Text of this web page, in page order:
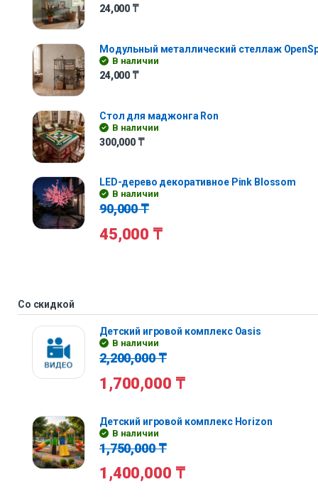
24,000 ₸
Модульный металлический стеллаж
В наличии
24,000 ₸
Стол для маджонга Ron
В наличии
300,000 ₸
LED-дерево декоративное Pink Blossom
В наличии
90,000₸
45,000 ₸
Со скидкой
Детский игровой комплекс Oasis
В наличии
2,200,000₸
1,700,000 ₸
Детский игровой комплекс Horizon
В наличии
1,750,000₸
1,400,000 ₸